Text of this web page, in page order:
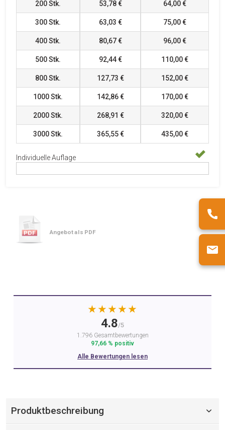
200Stk. 53,78 € 64,00 €
300Stk. 63,03 € 75,00 €
400Stk. 80,67 € 96,00 €
500Stk. 92,44 € 110,00 €
800Stk. 127,73 € 152,00 €
1000Stk. 142,86 € 170,00 €
2000Stk. 268,91 € 320,00 €
3000Stk. 365,55 € 435,00 €
Individuelle Auflage
Angebot als PDF
★★★★★
4.8/5
1.796 Gesamtbewertungen
97,66 % positiv
Alle Bewertungen lesen
Produktbeschreibung